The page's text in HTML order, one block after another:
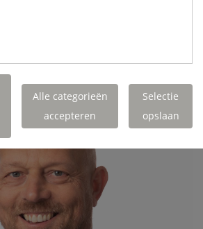
ondernemerschap is het familiebedrijf
Alle categorieën
accepteren
Selectie
opslaan